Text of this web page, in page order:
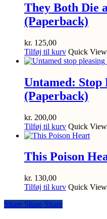
They Both Die
(Paperback)
kr. 125,00
Tilføj til kurv Quick View
Untamed:
(Paperback)
kr. 200,00
Tilføj til kurv Quick View
This Poison
kr. 130,00
Tilføj til kurv Quick View
Share
Share Share Share